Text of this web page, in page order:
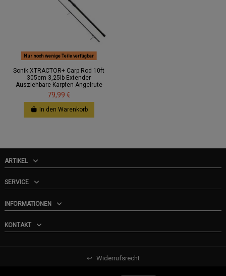
Nur noch wenige Teile verfügbar
Sonik XTRACTOR+ Carp Rod 10ft
305cm 3,25lb Extender
Ausziehbare Karpfen Angelrute
79,99 €
In den Warenkorb
ARTIKEL
SERVICE
INFORMATIONEN
KONTAKT
↩ Widerrufsrecht